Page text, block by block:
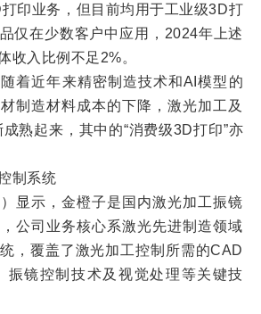
印业务，但目前均用于工业级3D打
仅在少数客户中应用，2024年上述
收入比例不足2%。
着近年来精密制造技术和AI模型的
制造材料成本的下降，激光加工及
熟起来，其中的“消费级3D打印”亦
制系统
显示，金橙子是国内激光加工振镜
公司业务核心系激光先进制造领域
，覆盖了激光加工控制所需的CAD
振镜控制技术及视觉处理等关键技